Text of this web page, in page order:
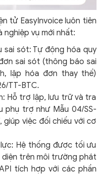
tử EasyInvoice luôn tiên
vụ mới nhất:
sai sót: Tự động hóa quy
sai sót (thông báo sai
lập hóa đơn thay thế)
TT-BTC.
Hỗ trợ lập, lưu trữ và tra
phụ trợ như Mẫu 04/SS-
giúp việc đối chiếu với cơ
Hệ thống được tối ưu
trên môi trường phát
tích hợp với các phần